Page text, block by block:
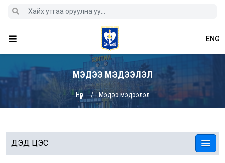
ENG
МЭДЭЭ МЭДЭЭЛЭЛ
Нүүр Мэдээ мэдээлэл
ДЭД ЦЭС